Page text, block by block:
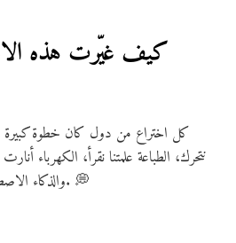
كيف غيّرت هذه
كل اختراع من دول كان خطوة كبيرة
نتحرك، الطباعة علمتنا نقرأ، الكهرباء
والذكاء الاصطناعي بيدينا لمحة عن المستقبل. 💭